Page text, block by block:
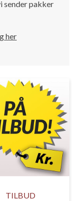
sender pakker
her
TILBUD